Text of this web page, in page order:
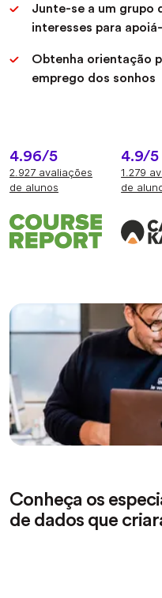
Junte-se a um grupo
interesses para
Obtenha orientação
emprego dos sonhos
4.96/5
2.927 avaliações
de alunos
4.9/5
1.279
de
Conheça os
de dados que